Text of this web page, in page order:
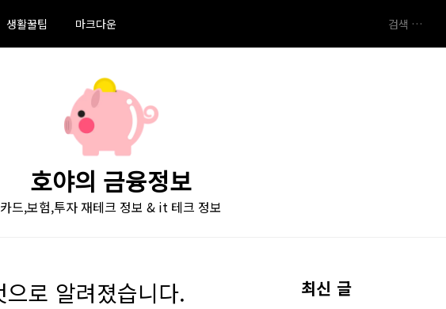
생활꿀팁 마크다운
색:
호야의 금융정보
카드,보험,투자 재테크 정보 & it 테크 정보
로 알려졌습니다. 최신 글